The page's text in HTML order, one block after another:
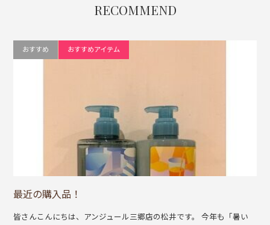
RECOMMEND
おすすめ おすすめアイテム
最近の購入品！
皆さんこんにちは、アンジュール三郷店の松井です。 今年も「暑い